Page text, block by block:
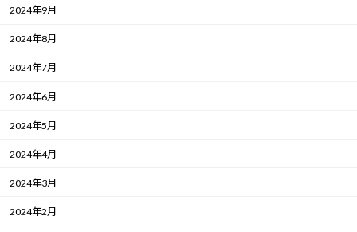
2024年9月
2024年8月
2024年7月
2024年6月
2024年5月
2024年4月
2024年3月
2024年2月